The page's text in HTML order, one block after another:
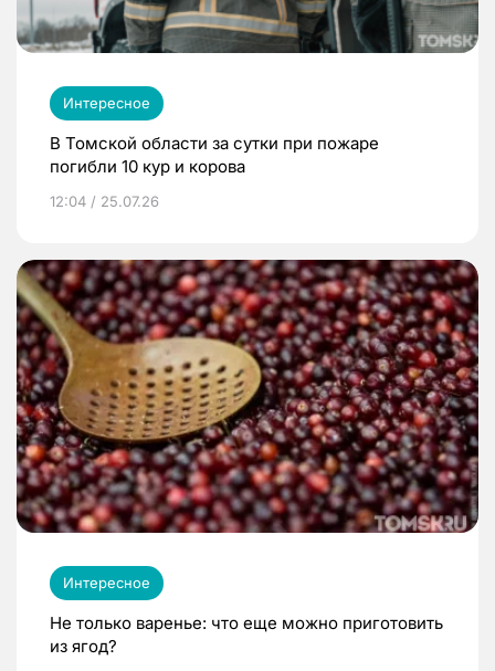
Интересное
В Томской области за сутки при пожаре
погибли 10 кур и корова
12:04 / 25.07.26
Интересное
Не только варенье: что еще можно приготовить
из ягод?